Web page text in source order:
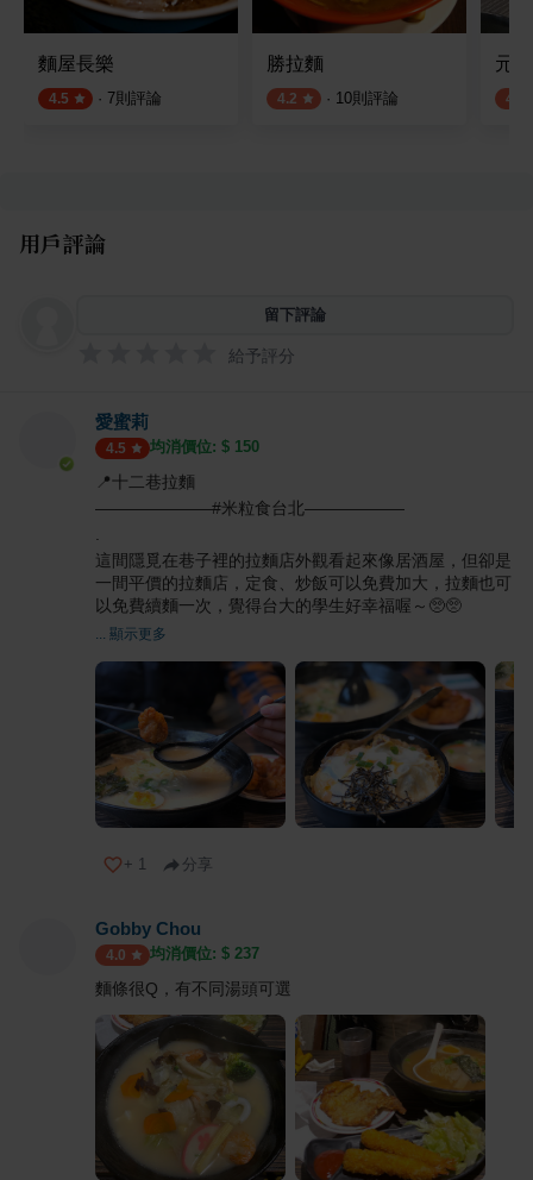
麵屋長樂
4.5 · 7則評論
勝拉麵
4.2 · 10則評論
元
4.2
用戶評論
留下評論
給予評分
愛蜜莉
4.5 均消價位: $ 150
📍十二巷拉麵
———————#米粒食台北——————
這間隱覓在巷子裡的拉麵店外觀看起來像居酒屋，但卻是
一間平價的拉麵店，定食、炒飯可以免費加大，拉麵也可
以免費續麵一次，覺得台大的學生好幸福喔～🥺🥺
... 顯示更多
+ 1 分享
Gobby Chou
4.0 均消價位: $ 237
麵條很Q，有不同湯頭可選